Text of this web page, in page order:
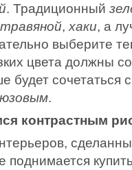
. Традиционный
травяной, хаки, а
выберите
цвета должны
будет сочетаться
.
контрастным
поднимается